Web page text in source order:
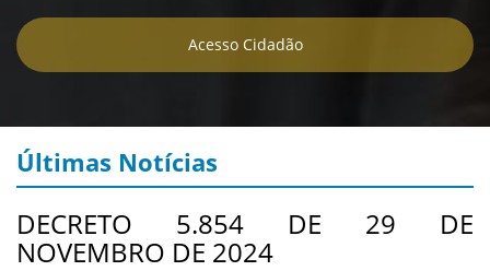
Acesso Cidadão
Últimas Notícias
DECRETO 5.854 DE 29 DE
NOVEMBRO DE 2024